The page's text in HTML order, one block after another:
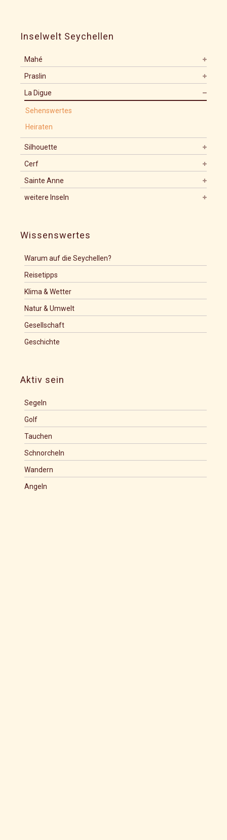
Inselwelt Seychellen
Mahé
Praslin
La Digue
Sehenswertes
Heiraten
Silhouette
Cerf
Sainte Anne
weitere Inseln
Wissenswertes
Warum auf die Seychellen?
Reisetipps
Klima & Wetter
Natur & Umwelt
Gesellschaft
Geschichte
Aktiv sein
Segeln
Golf
Tauchen
Schnorcheln
Wandern
Angeln